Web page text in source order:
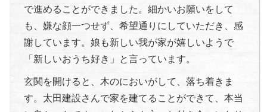
で進めることができました。細かいお願いをして
も、嫌な顔一つせず、希望通りにしていただき、感
謝しています。娘も新しい我が家が嬉しいようで
「新しいおうち好き」と言っています。
玄関を開けると、木のにおいがして、落ち着きま
す。太田建設さんで家を建てることができて、本当